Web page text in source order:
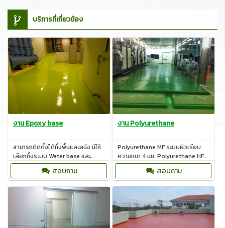
บริการที่เกี่ยวข้อง
งาน Epoxy base
สามารถติดตั้งได้ทั้งพื้นและผนัง มีให้
เลือกทั้งระบบ Water base และ
Solvent base ทนต่อการกัดกร่อน
สอบถาม
งาน Polyurethane
Polyurethane MF ระบบผิวเรียบ
ความหนา 4 มม. Polyurethane HF
ระบบผิวหยาบความหนา 6-12 มม.
สอบถาม